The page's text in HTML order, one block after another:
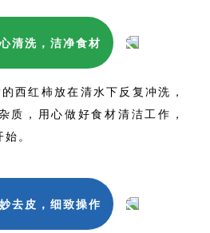
清洗，洁净食材
红柿放在清水下反复冲洗，
质，用心做好食材清洁工作，
。
去皮，细致操作